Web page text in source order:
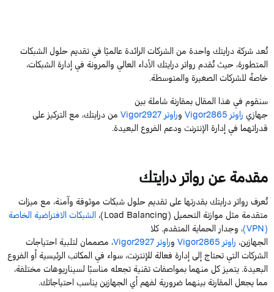
تُعدشركة درايتكواحدة من الشركات الرائدة عالميًا في تقديم حلول الشبكات
المتطورة، حيث تُقدمرواتردرايتكالأداء العالي والمرونة في إدارة الشبكات،
خاصةً للشركات الصغيرة والمتوسطة.
سنقومفي هذا المقالبمقارنة شاملة بين
جهازيراوترVigor2865وراوترVigor2927من درايتك، مع التركيز على
قدراتهما في إدارة الإنترنت ودعم الفروع البعيدة.
مقدمة عنرواتردرايتك
تُعرفرواتردرايتكبقدرتها على تقديم حلول شبكات موثوقة وآمنة، مع ميزات
متقدمة مثل موازنة التحميل ( Load Balancing )، الشبكات الافتراضية الخاصة
(
VPN
)، وجدار الحماية المتقدم. كلا
الجهازين، راوترVigor2865وراوترVigor2927، مصممان لتلبية احتياجات
الشركات التي تحتاج إلى إدارة فعالة للإنترنت، سواء في المكاتب الرئيسية أو الفروع
البعيدة. يتميز كل منهما بمواصفات تقنية تجعله مناسبًا لسيناريوهات مختلفة،
مما يجعل المقارنة بينهما ضرورية لفهم أي الجهازين يناسب احتياجاتك.